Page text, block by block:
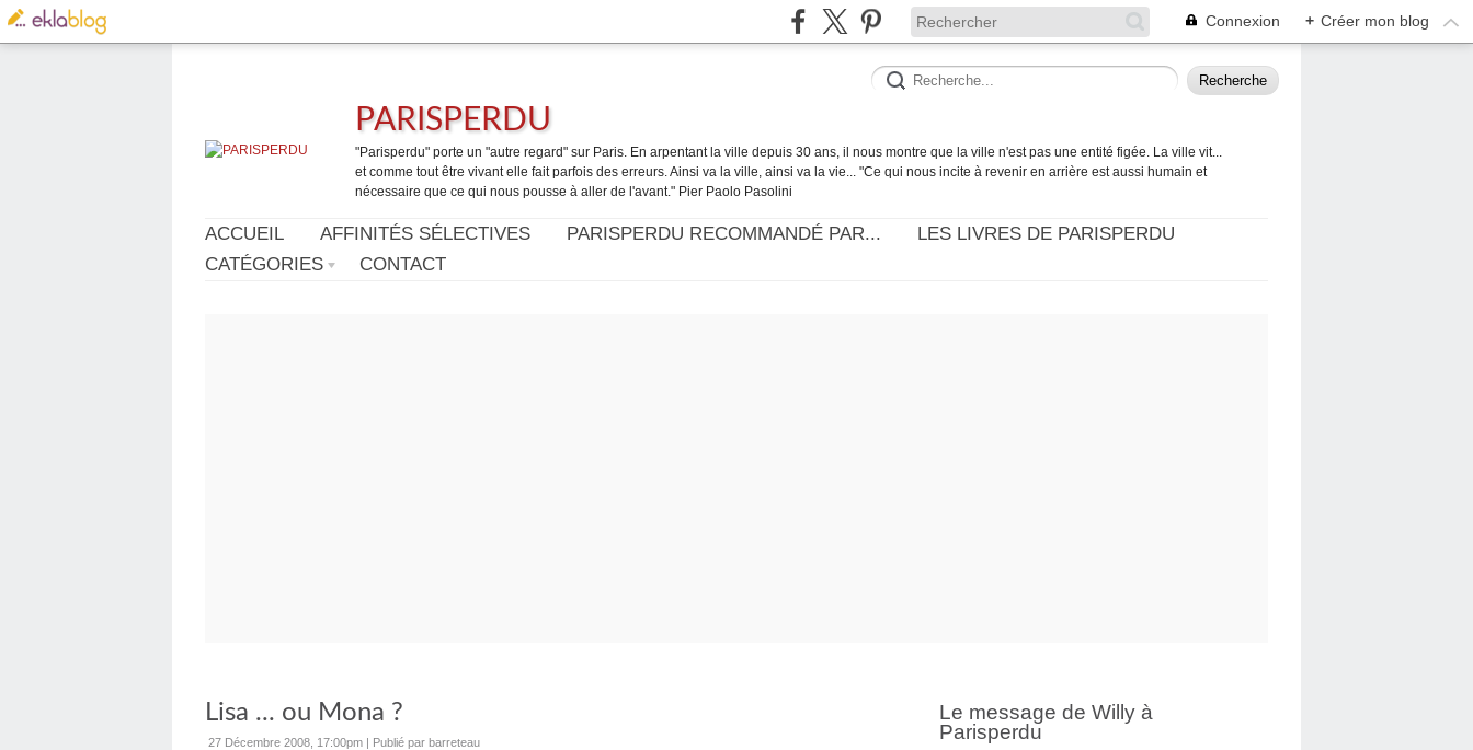
Connexion + Créer mon blog
PARISPERDU
"Parisperdu" porte un "autre regard" sur Paris. En arpentant la ville depuis 30 ans, il nous montre que la ville n'est pas une entité figée. La ville vit...
et comme tout être vivant elle fait parfois des erreurs. Ainsi va la ville, ainsi va la vie... "Ce qui nous incite à revenir en arrière est aussi humain et
nécessaire que ce qui nous pousse à aller de l'avant." Pier Paolo Pasolini
ACCUEIL AFFINITÉS SÉLECTIVES PARISPERDU RECOMMANDÉ PAR...
LES LIVRES DE PARISPERDU
CATÉGORIES
CONTACT
Lisa ... ou Mona ?
27 Décembre 2008, 17:00pm | Publié par barreteau
Le message de Willy à
Parisperdu